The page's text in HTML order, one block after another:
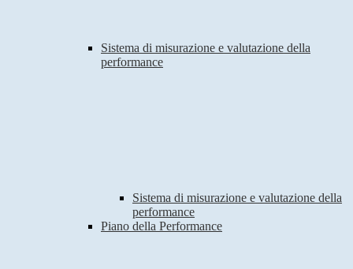
Sistema di misurazione e valutazione della
performance
Sistema di misurazione e valutazione della
performance
Piano della Performance